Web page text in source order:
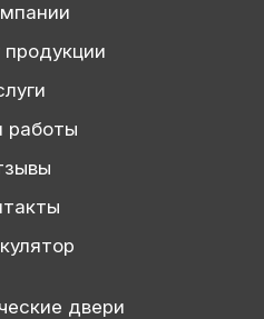
продукции
работы
двери